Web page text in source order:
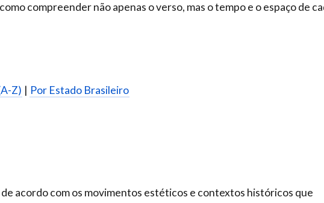
compreender não apenas o verso, mas o tempo e o espaço de
Z) | Por Estado Brasileiro
acordo com os movimentos estéticos e contextos históricos que